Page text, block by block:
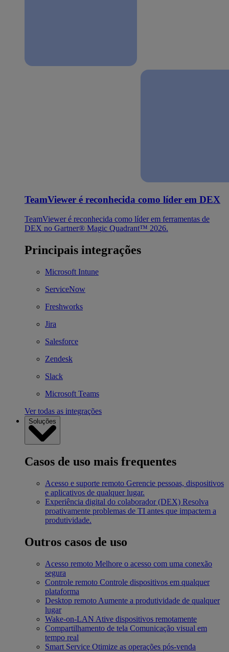
TeamViewer é reconhecida como líder em DEX
TeamViewer é reconhecida como líder em ferramentas de
DEX no Gartner® Magic Quadrant™ 2026.
Principais integrações
Microsoft Intune
ServiceNow
Freshworks
Jira
Salesforce
Zendesk
Slack
Microsoft Teams
Ver todas as integrações
Soluções
Casos de uso mais frequentes
Acesso e suporte remoto Gerencie pessoas, dispositivos
e aplicativos de qualquer lugar.
Experiência digital do colaborador (DEX) Resolva
proativamente problemas de TI antes que impactem a
produtividade.
Outros casos de uso
Acesso remoto Melhore o acesso com uma conexão
segura
Controle remoto Controle dispositivos em qualquer
plataforma
Desktop remoto Aumente a produtividade de qualquer
lugar
Wake-on-LAN Ative dispositivos remotamente
Compartilhamento de tela Comunicação visual em
tempo real
Smart Service Otimize as operações pós-venda